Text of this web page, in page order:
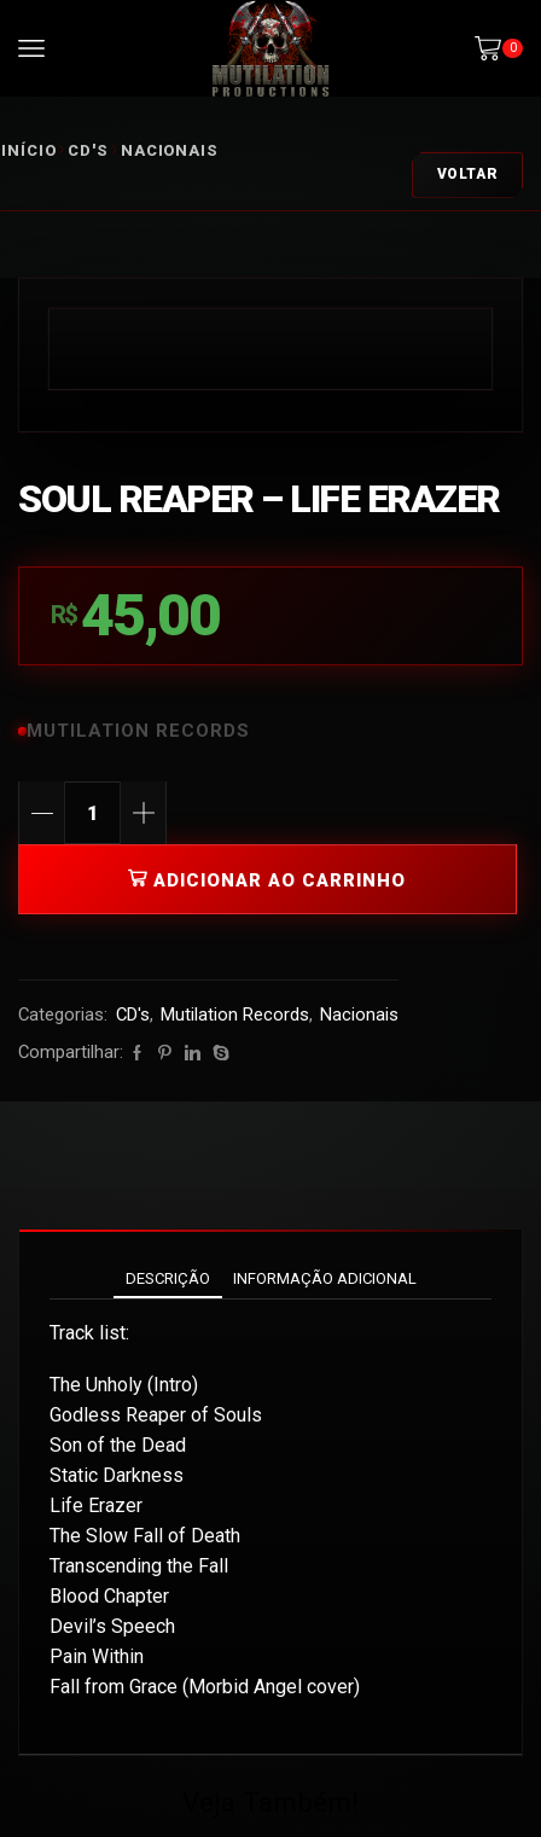
0
INÍCIO CD'S NACIONAIS
VOLTAR
SOUL REAPER – LIFE ERAZER
R$ 45,00
MUTILATION RECORDS
ADICIONAR AO CARRINHO
Categorias: CD's, Mutilation Records, Nacionais
Compartilhar:
DESCRIÇÃO INFORMAÇÃO ADICIONAL
Track list:
The Unholy (Intro)
Godless Reaper of Souls
Son of the Dead
Static Darkness
Life Erazer
The Slow Fall of Death
Transcending the Fall
Blood Chapter
Devil’s Speech
Pain Within
Fall from Grace (Morbid Angel cover)